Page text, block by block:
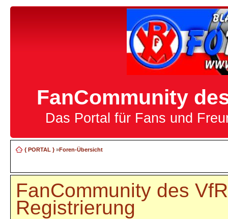
FanCommunity
Das Portal für Fans und
{ PORTAL }»Foren-Übersicht
FanCommunity des
Registrierung